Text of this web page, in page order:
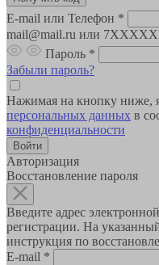
E-mail или Телефон *
mail@mail.ru или
Пароль *
Забыли пароль?
Нажимая на кнопку ниже,
персональных данных в
конфиденциальности
Авторизация
Восстановление пароля
Введите адрес
регистрации. На
инструкция по
E-mail *